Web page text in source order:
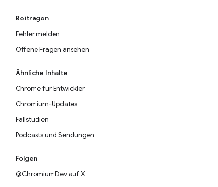
Beitragen
Fehler melden
Offene Fragen ansehen
Ähnliche Inhalte
Chrome für Entwickler
Chromium-Updates
Fallstudien
Podcasts und Sendungen
Folgen
@ChromiumDev auf X